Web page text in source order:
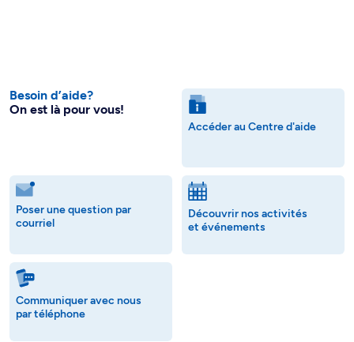
Besoin d’aide?
On est là pour vous!
Accéder au Centre d'aide
Poser une question par
courriel
Découvrir nos activités
et événements
Communiquer avec nous
par téléphone